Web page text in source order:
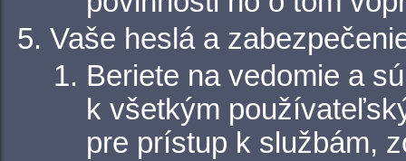
Vaše heslá a
Beriete na vedomie a
k všetkým
pre prístup k službám,